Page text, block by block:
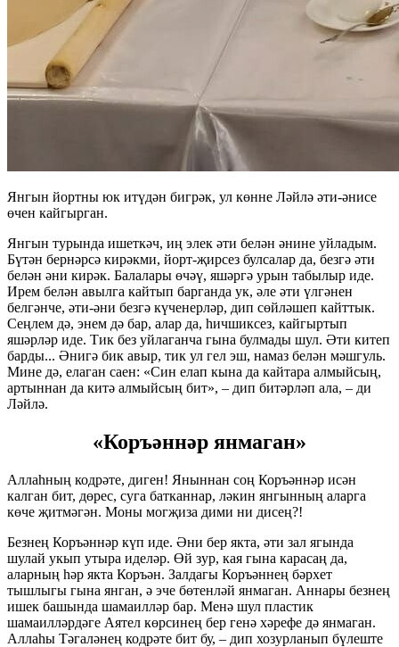
Янгын йортны юк итүдән бигрәк, ул көнне Ләйлә әти-әнисе
өчен кайгырган.
Янгын турында ишеткәч, иң элек әти белән әнине уйладым.
Бүтән бернәрсә кирәкми, йорт-җирсез булсалар да, безгә әти
белән әни кирәк. Балалары өчәү, яшәргә урын табылыр иде.
Ирем белән авылга кайтып барганда ук, әле әти үлгәнен
белгәнче, әти-әни безгә күченерләр, дип сөйләшеп кайттык.
Сеңлем дә, энем дә бар, алар да, һичшиксез, кайгыртып
яшәрләр иде. Тик без уйлаганча гына булмады шул. Әти китеп
барды... Әнигә бик авыр, тик ул гел эш, намаз белән мәшгуль.
Мине дә, елаган саен: «Син елап кына да кайтара алмыйсың,
артыннан да китә алмыйсың бит», – дип битәрләп ала, – ди
Ләйлә.
«Коръәннәр янмаган»
Аллаһның кодрәте, диген! Яныннан соң Коръәннәр исән
калган бит, дөрес, суга батканнар, ләкин янгынның аларга
көче җитмәгән. Моны могҗиза дими ни дисең?!
Безнең Коръәннәр күп иде. Әни бер якта, әти зал ягында
шулай укып утыра иделәр. Өй зур, кая гына карасаң да,
аларның һәр якта Коръән. Залдагы Коръәннең бәрхет
тышлыгы гына янган, ә эче бөтенләй янмаган. Аннары безнең
ишек башында шамаилләр бар. Менә шул пластик
шамаилләрдәге Аятел көрсинең бер генә хәрефе дә янмаган.
Аллаһы Тәгаләнең кодрәте бит бу, – дип хозурланып бүлеште